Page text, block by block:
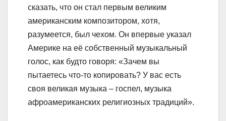
сказать, что он стал первым великим
американским композитором, хотя,
разумеется, был чехом. Он впервые указал
Америке на её собственный музыкальный
голос, как будто говоря: «Зачем вы
пытаетесь что-то копировать? У вас есть
своя великая музыка – госпел, музыка
афроамериканских религиозных традиций».